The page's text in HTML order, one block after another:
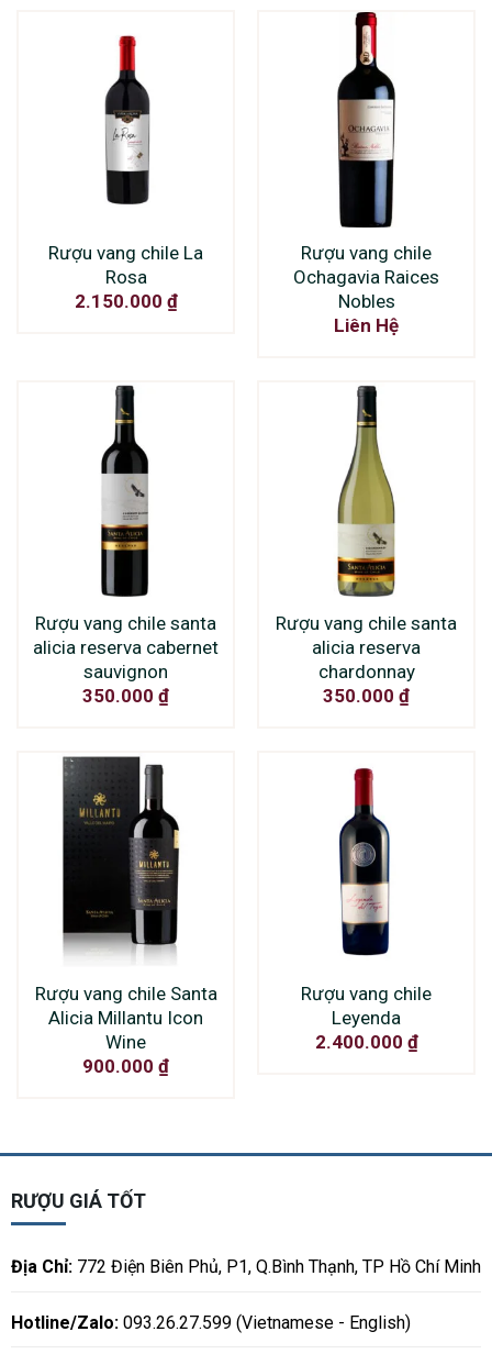
Rượu vang chile La
Rosa
2.150.000 ₫
Rượu vang chile
Ochagavia Raices
Nobles
Liên Hệ
Rượu vang chile santa
alicia reserva cabernet
sauvignon
350.000 ₫
Rượu vang chile santa
alicia reserva
chardonnay
350.000 ₫
Rượu vang chile Santa
Alicia Millantu Icon
Wine
900.000 ₫
Rượu vang chile
Leyenda
2.400.000 ₫
RƯỢU GIÁ TỐT
Địa Chỉ:772 Điện Biên Phủ, P1, Q.Bình Thạnh, TP Hồ Chí Minh
Hotline/Zalo:093.26.27.599 (Vietnamese - English)